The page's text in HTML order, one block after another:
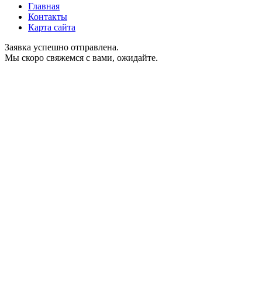
Главная
Контакты
Карта сайта
Заявка успешно отправлена.
Мы скоро свяжемся с вами, ожидайте.